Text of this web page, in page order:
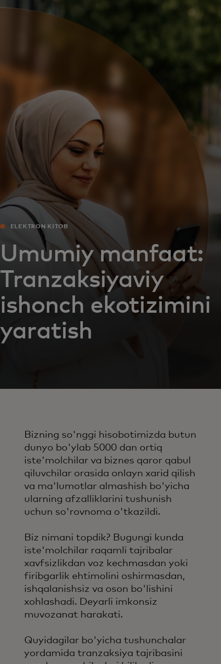
Siz uchun
Innovatorlar uchun
Yangiliklar va trendlar
ELEKTRON KITOB
Umumiy manfaat:
Tranzaksiyaviy
ishonch ekotizimini
yaratish
Bizning so'nggi hisobotimizda butun
dunyo bo'ylab 5000 dan ortiq
iste'molchilar va biznes qaror qabul
qiluvchilar orasida onlayn xarid qilish
va ma'lumotlar almashish bo'yicha
ularning afzalliklarini tushunish
uchun so'rovnoma o'tkazildi.
Biz nimani topdik? Bugungi kunda
iste'molchilar raqamli tajribalar
xavfsizlikdan voz kechmasdan yoki
firibgarlik ehtimolini oshirmasdan,
ishqalanishsiz va oson bo'lishini
xohlashadi. Deyarli imkonsiz
muvozanat harakati.
Quyidagilar bo'yicha tushunchalar
yordamida tranzaksiya tajribasini